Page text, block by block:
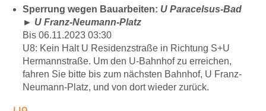
Sperrung wegen Bauarbeiten: U Paracelsus-Bad
► U Franz-Neumann-Platz
Bis 06.11.2023 03:30
U8: Kein Halt U Residenzstraße in Richtung S+U
Hermannstraße. Um den U-Bahnhof zu erreichen,
fahren Sie bitte bis zum nächsten Bahnhof, U Franz-
Neumann-Platz, und von dort wieder zurück.